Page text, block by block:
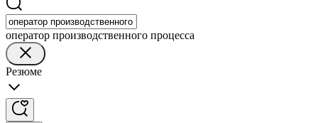
оператор производственного процесса
Резюме